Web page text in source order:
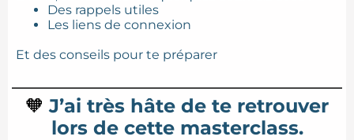
Des rappels utiles
Les liens de connexion
Et des conseils pour te préparer
🧡J’ai très hâte de te retrouver
lors de cette masterclass.